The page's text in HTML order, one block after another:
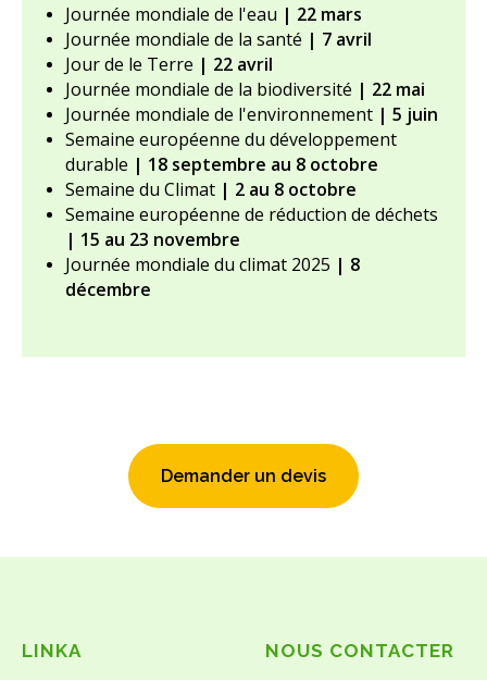
Journée mondiale de l'eau | 22 mars
Journée mondiale de la santé | 7 avril
Jour de le Terre | 22 avril
Journée mondiale de la biodiversité | 22 mai
Journée mondiale de l'environnement | 5 juin
Semaine européenne du développement
durable | 18 septembre au 8 octobre
Semaine du Climat | 2 au 8 octobre
Semaine européenne de réduction de déchets
| 15 au 23 novembre
Journée mondiale du climat 2025 | 8
décembre
Demander un devis
LINKA
NOUS CONTACTER